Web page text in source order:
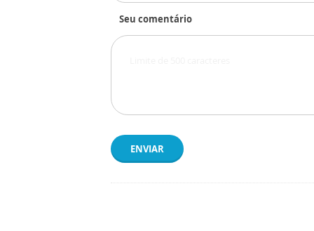
Seu comentário
ENVIAR